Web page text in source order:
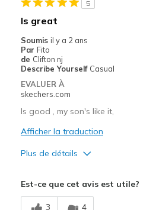
Sizing
5
Is great
Soumis il y a 2 ans
Par Fito
de Clifton nj
Describe Yourself Casual
EVALUER À
skechers.com
Is good , my son's like it,
Afficher la traduction
Plus de détails
Est-ce que cet avis est utile?
3 4